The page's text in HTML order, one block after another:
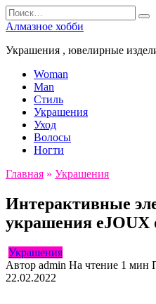
Перейти
к
Search
for:
Алмазное хобби
Украшения , ювелирные
Woman
Man
Стиль
Украшения
Уход
Волосы
Ногти
Главная » Украшения
Интерактивные
украшения eJOUX
Украшения
Автор admin На чтение 1 мин
22.02.2022